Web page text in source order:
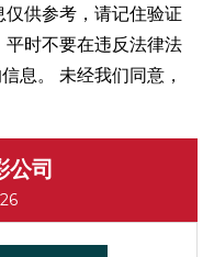
供参考，请记住验证
时不要在违反法律法
息。 未经我们同意，
公司